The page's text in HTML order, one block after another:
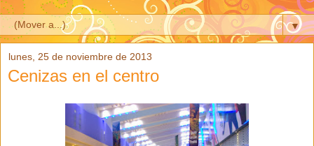
▼
lunes, 25 de noviembre de 2013
Cenizas en el centro